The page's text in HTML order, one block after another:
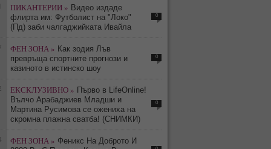
ПИКАНТЕРИИ » Видео издаде
флирта им: Футболист на "Локо"
(Пд) заби чалгаджийката Ивайла
0
ФЕН ЗОНА » Как зодия Лъв
превръща спортните прогнози и
казиното в истинско шоу
0
ЕКСКЛУЗИВНО » Първо в LifeOnline!
Вълчо Арабаджиев Младши и
Мартина Русимова сe oжениха на
скромна плажна сватба! (СНИМКИ)
0
ФЕН ЗОНА » Феникс На Доброто И